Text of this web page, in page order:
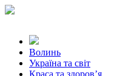
Волинь
Україна та світ
Краса та здоров’я